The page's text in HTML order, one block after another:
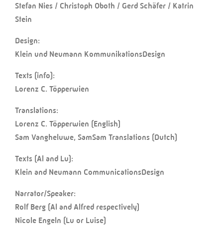
Stefan Nies / Christoph Oboth / Gerd Schäfer / Katrin
Stein
Design:
Klein und Neumann KommunikationsDesign
Texts (info):
Lorenz C. Töpperwien
Translations:
Lorenz C. Töpperwien (English)
Sam Vangheluwe, SamSam Translations (Dutch)
Texts (Al and Lu):
Klein and Neumann CommunicationsDesign
Narrator/Speaker:
Rolf Berg (Al and Alfred respectively)
Nicole Engeln (Lu or Luise)